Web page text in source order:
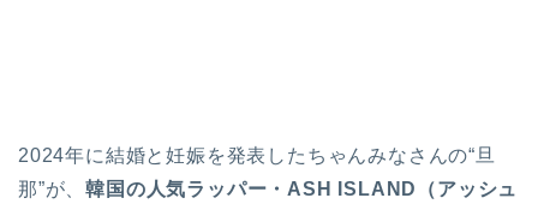
2024年に結婚と妊娠を発表したちゃんみなさんの“旦
那”が、韓国の人気ラッパー・ASH ISLAND（アッシュ